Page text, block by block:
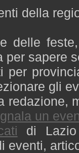
della
delle
per sapere
per
gli
redazione,
un
di
eventi,